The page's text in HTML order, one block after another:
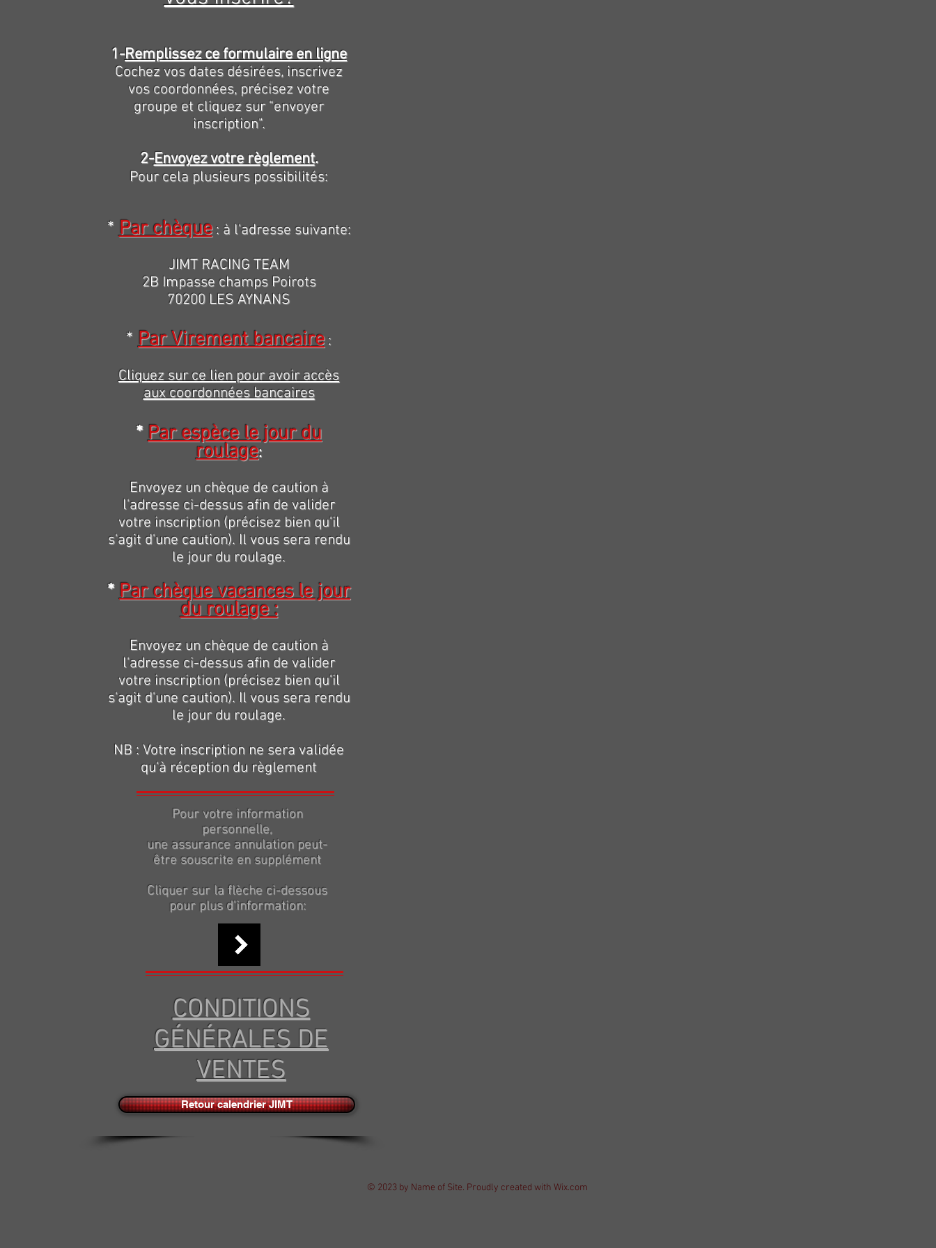
1-Remplissez ce formulaire en ligne
Cochez vos dates désirées, inscrivez
vos coordonnées, précisez votre
groupe et cliquez sur "envoyer
inscription".
2-Envoyez votre règlement.
Pour cela plusieurs possibilités:
*Par chèque: à l'adresse suivante:
JIMT RACING TEAM
2B Impasse champs Poirots
70200 LES AYNANS
*Par Virement bancaire:
Cliquez sur ce lien pour avoir accès
aux coordonnées bancaires
* Par espèce le jour du
roulage:
Envoyez un chèque de caution à
l'adresse ci-dessus afin de valider
votre inscription (précisez bien qu'il
s'agit d'une caution). Il vous sera rendu
le jour du roulage.
* Par chèque vacances le jour
du roulage :
Envoyez un chèque de caution à
l'adresse ci-dessus afin de valider
votre inscription (précisez bien qu'il
s'agit d'une caution). Il vous sera rendu
le jour du roulage.
NB : Votre inscription ne sera validée
qu'à réception du règlement
Pour votre information
personnelle,
une assurance annulation peut-
être souscrite en supplément
Cliquer sur la flèche ci-dessous
pour plus d'information:
CONDITIONS
GÉNÉRALES DE
VENTES
Retour calendrier JIMT
© 2023 by Name of Site. Proudly created with Wix.com